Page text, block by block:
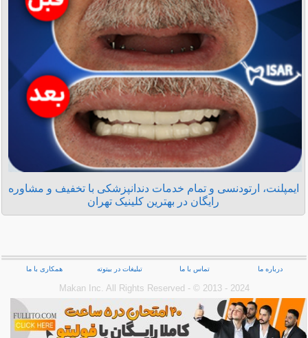
ایمپلنت، ارتودنسی و تمام خدمات دندانپزشکی با تخفیف و مشاوره
رایگان در بهترین کلینیک تهران
درباره ما تماس با ما تبلیغات در بیتوته همکاری با ما
Makan Inc.‎ All Rights Reserved - © 2013 - 2024